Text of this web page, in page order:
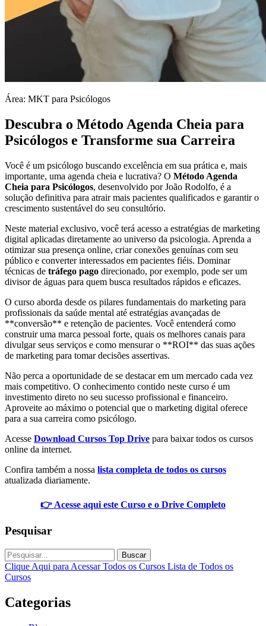
Área: MKT para Psicólogos
Descubra o Método Agenda Cheia para
Psicólogos e Transforme sua Carreira
Você é um psicólogo buscando excelência em sua prática e, mais
importante, uma agenda cheia e lucrativa? O Método Agenda
Cheia para Psicólogos, desenvolvido por João Rodolfo, é a
solução definitiva para atrair mais pacientes qualificados e garantir o
crescimento sustentável do seu consultório.
Neste material exclusivo, você terá acesso a estratégias de marketing
digital aplicadas diretamente ao universo da psicologia. Aprenda a
otimizar sua presença online, criar conexões genuínas com seu
público e converter interessados em pacientes fiéis. Dominar
técnicas de tráfego pago direcionado, por exemplo, pode ser um
divisor de águas para quem busca resultados rápidos e eficazes.
O curso aborda desde os pilares fundamentais do marketing para
profissionais da saúde mental até estratégias avançadas de
**conversão** e retenção de pacientes. Você entenderá como
construir uma marca pessoal forte, quais os melhores canais para
divulgar seus serviços e como mensurar o **ROI** das suas ações
de marketing para tomar decisões assertivas.
Não perca a oportunidade de se destacar em um mercado cada vez
mais competitivo. O conhecimento contido neste curso é um
investimento direto no seu sucesso profissional e financeiro.
Aproveite ao máximo o potencial que o marketing digital oferece
para a sua carreira como psicólogo.
Acesse Download Cursos Top Drive para baixar todos os cursos
online da internet.
Confira também a nossa lista completa de todos os cursos
atualizada diariamente.
👉 Acesse aqui este Curso e o Drive Completo
Pesquisar
Buscar
Clique Aqui para Acessar Todos os Cursos Lista de Todos os
Cursos
Categorias